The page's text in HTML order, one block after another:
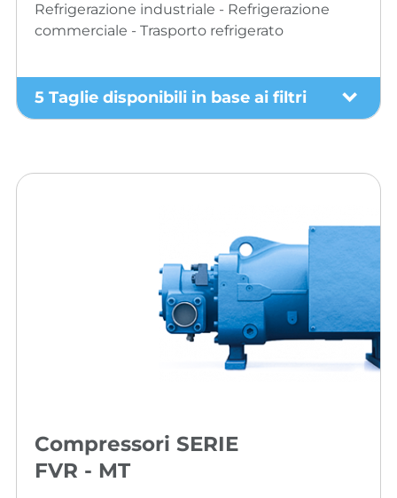
Refrigerazione industriale - Refrigerazione
commerciale - Trasporto refrigerato
5 Taglie disponibili in base ai filtri
Compressori SERIE
FVR - MT